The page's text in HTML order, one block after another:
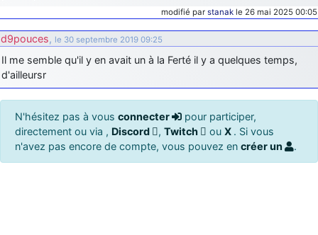
modifié par stanak le 26 mai 2025 00:05
d9pouces, le 30 septembre 2019 09:25
Il me semble qu'il y en avait un à la Ferté il y a quelques temps,
d'ailleursr
N'hésitez pas à vous connecter
pour participer,
directement ou via , Discord , Twitch ou X . Si vous
n'avez pas encore de compte, vous pouvez en créer un .